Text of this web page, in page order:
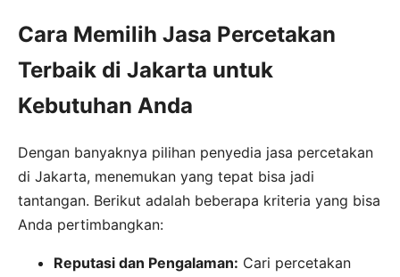
Cara Memilih Jasa Percetakan
Terbaik di Jakarta untuk
Kebutuhan Anda
Dengan banyaknya pilihan penyedia jasa percetakan
di Jakarta, menemukan yang tepat bisa jadi
tantangan. Berikut adalah beberapa kriteria yang bisa
Anda pertimbangkan:
Reputasi dan Pengalaman: Cari percetakan